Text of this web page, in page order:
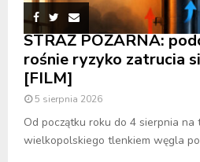
STRAŻ POŻARNA:
rośnie ryzyko zatrucia
[FILM]
5 sierpnia 2026
Od początku roku do 4 sierpnia
wielkopolskiego tlenkiem węgla